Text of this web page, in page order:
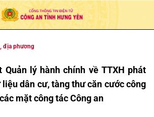
địa phương
Quản lý hành chính về TTXH phát
liệu dân cư, tàng thư căn cước công
mặt công tác Công an